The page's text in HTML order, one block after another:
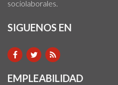
sociolaborales.
SIGUENOS EN
EMPLEABILIDAD